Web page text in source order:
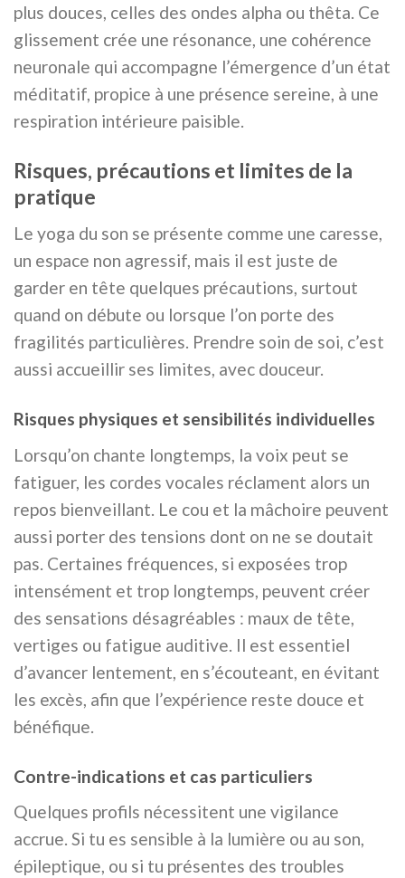
plus douces, celles des ondes alpha ou thêta. Ce
glissement crée une résonance, une cohérence
neuronale qui accompagne l’émergence d’un état
méditatif, propice à une présence sereine, à une
respiration intérieure paisible.
Risques, précautions et limites de la
pratique
Le yoga du son se présente comme une caresse,
un espace non agressif, mais il est juste de
garder en tête quelques précautions, surtout
quand on débute ou lorsque l’on porte des
fragilités particulières. Prendre soin de soi, c’est
aussi accueillir ses limites, avec douceur.
Risques physiques et sensibilités individuelles
Lorsqu’on chante longtemps, la voix peut se
fatiguer, les cordes vocales réclament alors un
repos bienveillant. Le cou et la mâchoire peuvent
aussi porter des tensions dont on ne se doutait
pas. Certaines fréquences, si exposées trop
intensément et trop longtemps, peuvent créer
des sensations désagréables : maux de tête,
vertiges ou fatigue auditive. Il est essentiel
d’avancer lentement, en s’écouteant, en évitant
les excès, afin que l’expérience reste douce et
bénéfique.
Contre-indications et cas particuliers
Quelques profils nécessitent une vigilance
accrue. Si tu es sensible à la lumière ou au son,
épileptique, ou si tu présentes des troubles